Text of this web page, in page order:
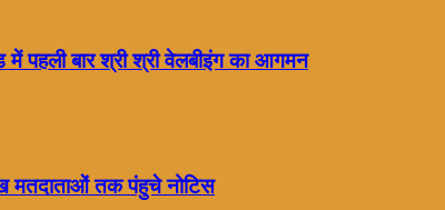
पहली बार श्री श्री वेलबीइंग का आगमन
मतदाताओं तक पंहुचे नोटिस